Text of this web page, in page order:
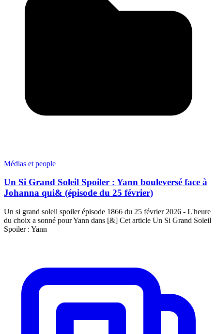
Médias et people
Un Si Grand Soleil Spoiler : Yann bouleversé face à
Johanna qui& (épisode du 25 février)
Un si grand soleil spoiler épisode 1866 du 25 février 2026 - L'heure
du choix a sonné pour Yann dans [&] Cet article Un Si Grand Soleil
Spoiler : Yann